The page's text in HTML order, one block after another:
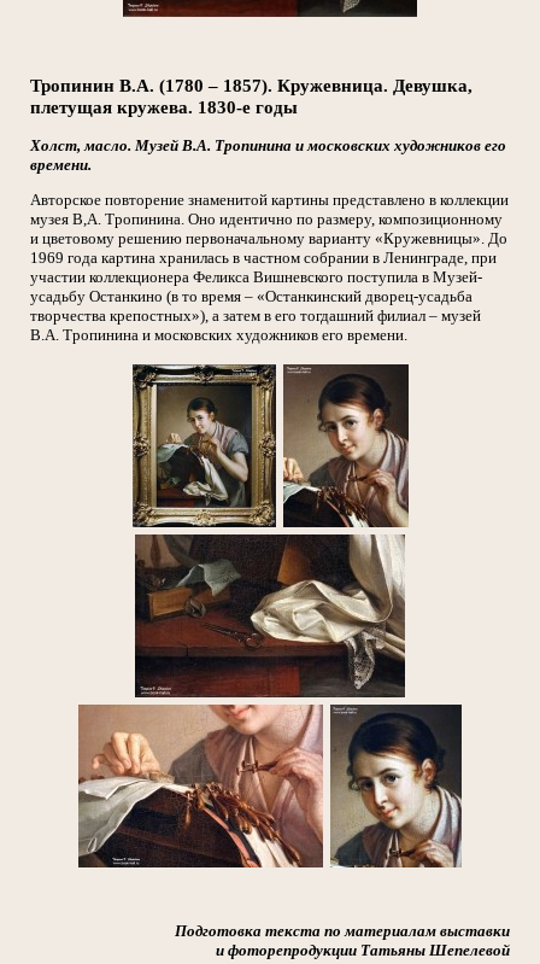
Тропинин В.А. (1780 – 1857). Кружевница. Девушка,
плетущая кружева. 1830-е годы
Холст, масло. Музей В.А. Тропинина и московских художников его
времени.
Авторское повторение знаменитой картины представлено в коллекции
музея В,А. Тропинина. Оно идентично по размеру, композиционному
и цветовому решению первоначальному варианту «Кружевницы». До
1969 года картина хранилась в частном собрании в Ленинграде, при
участии коллекционера Феликса Вишневского поступила в Музей-
усадьбу Останкино (в то время – «Останкинский дворец-усадьба
творчества крепостных»), а затем в его тогдашний филиал – музей
В.А. Тропинина и московских художников его времени.
Подготовка текста по материалам выставки
и фоторепродукции Татьяны Шепелевой